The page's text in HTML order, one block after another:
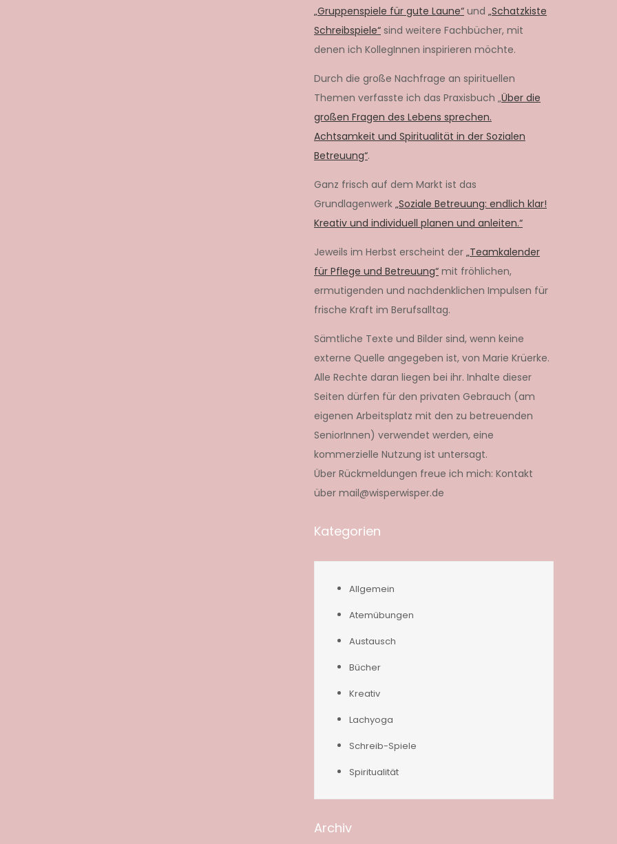
„Gruppenspiele für gute Laune“ und „Schatzkiste
Schreibspiele“ sind weitere Fachbücher, mit
denen ich KollegInnen inspirieren möchte.
Durch die große Nachfrage an spirituellen
Themen verfasste ich das Praxisbuch „Über die
großen Fragen des Lebens sprechen.
Achtsamkeit und Spiritualität in der Sozialen
Betreuung“.
Ganz frisch auf dem Markt ist das
Grundlagenwerk „Soziale Betreuung: endlich klar!
Kreativ und individuell planen und anleiten.“
Jeweils im Herbst erscheint der „Teamkalender
für Pflege und Betreuung“ mit fröhlichen,
ermutigenden und nachdenklichen Impulsen für
frische Kraft im Berufsalltag.
Sämtliche Texte und Bilder sind, wenn keine
externe Quelle angegeben ist, von Marie Krüerke.
Alle Rechte daran liegen bei ihr. Inhalte dieser
Seiten dürfen für den privaten Gebrauch (am
eigenen Arbeitsplatz mit den zu betreuenden
SeniorInnen) verwendet werden, eine
kommerzielle Nutzung ist untersagt.
Über Rückmeldungen freue ich mich: Kontakt
über mail@wisperwisper.de
Kategorien
Allgemein
Atemübungen
Austausch
Bücher
Kreativ
Lachyoga
Schreib-Spiele
Spiritualität
Archiv